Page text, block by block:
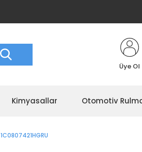
Üye Ol
Kimyasallar Otomotiv